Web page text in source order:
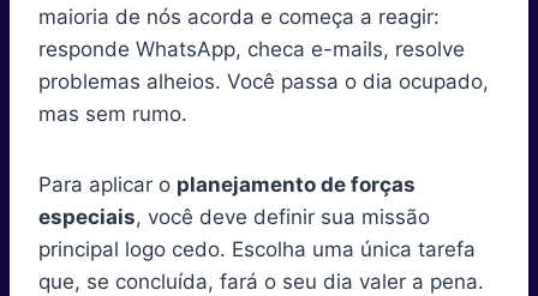
maioria de nós acorda e começa a reagir:
responde WhatsApp, checa e-mails, resolve
problemas alheios. Você passa o dia ocupado,
mas sem rumo.
Para aplicar o planejamento de forças
especiais, você deve definir sua missão
principal logo cedo. Escolha uma única tarefa
que, se concluída, fará o seu dia valer a pena.